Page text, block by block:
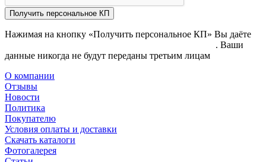
Получить персональное КП
Нажимая на кнопку «Получить персональное КП» Вы даёте
. Ваши
данные никогда не будут переданы третьим лицам
О компании
Отзывы
Новости
Политика
Покупателю
Условия оплаты и доставки
Скачать каталоги
Фотогалерея